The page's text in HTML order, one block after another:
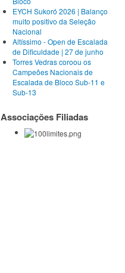
EYCH Sukoró 2026 | Balanço
muito positivo da Seleção
Nacional
Altíssimo - Open de Escalada
de Dificuldade | 27 de junho
Torres Vedras coroou os
Campeões Nacionais de
Escalada de Bloco Sub-11 e
Sub-13
Associações Filiadas